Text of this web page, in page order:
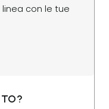
con le tue